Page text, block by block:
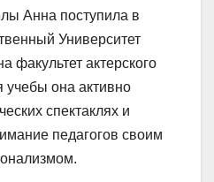
Анна поступила в
Университет
факультет актерского
учебы она активно
спектаклях и
педагогов своим